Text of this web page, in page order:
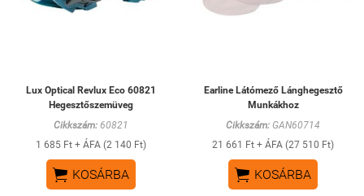
Lux Optical Revlux Eco 60821
Hegesztőszemüveg
Cikkszám: 60821
1 685 Ft + ÁFA (2 140 Ft)
 KOSÁRBA
Earline Látómező Lánghegesztő
Munkákhoz
Cikkszám: GAN60714
21 661 Ft + ÁFA (27 510 Ft)
 KOSÁRBA